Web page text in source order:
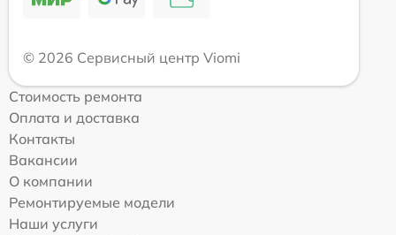
© 2026 Сервисный центр Viomi
Стоимость ремонта
Оплата и доставка
Контакты
Вакансии
О компании
Ремонтируемые модели
Наши услуги